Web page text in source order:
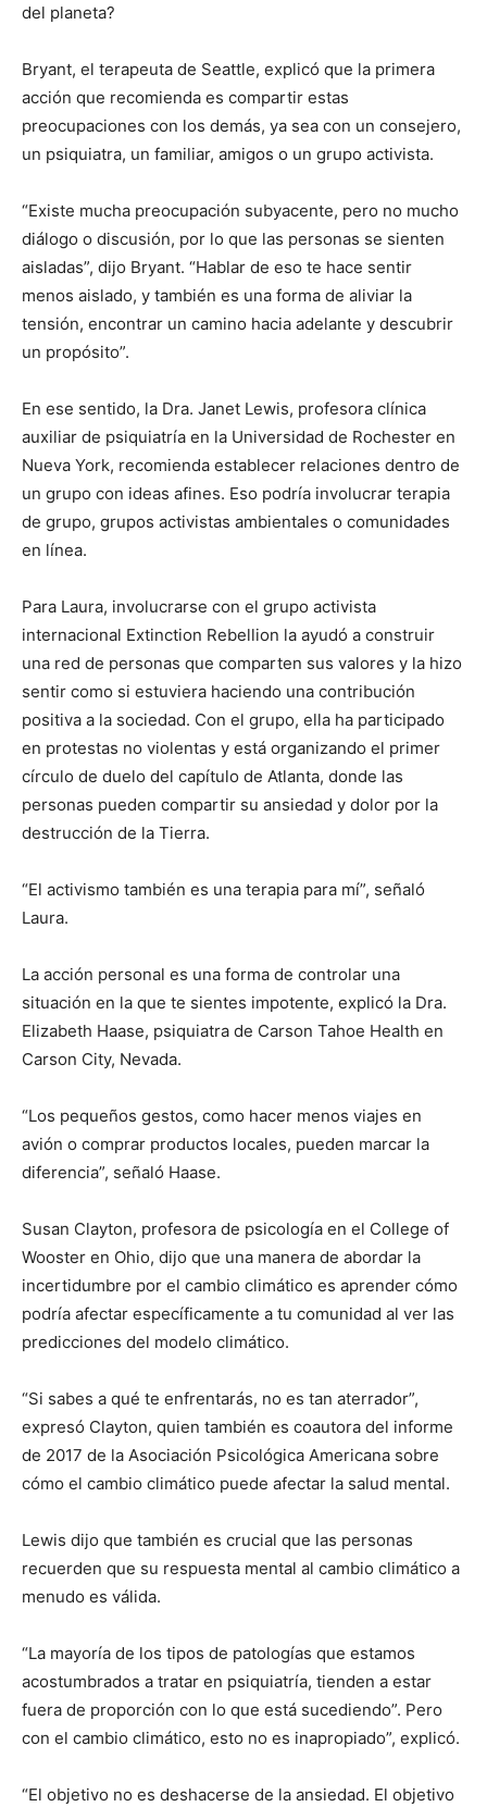
del planeta?
Bryant, el terapeuta de Seattle, explicó que la primera
acción que recomienda es compartir estas
preocupaciones con los demás, ya sea con un consejero,
un psiquiatra, un familiar, amigos o un grupo activista.
“Existe mucha preocupación subyacente, pero no mucho
diálogo o discusión, por lo que las personas se sienten
aisladas”, dijo Bryant. “Hablar de eso te hace sentir
menos aislado, y también es una forma de aliviar la
tensión, encontrar un camino hacia adelante y descubrir
un propósito”.
En ese sentido, la Dra. Janet Lewis, profesora clínica
auxiliar de psiquiatría en la Universidad de Rochester en
Nueva York, recomienda establecer relaciones dentro de
un grupo con ideas afines. Eso podría involucrar terapia
de grupo, grupos activistas ambientales o comunidades
en línea.
Para Laura, involucrarse con el grupo activista
internacional Extinction Rebellion la ayudó a construir
una red de personas que comparten sus valores y la hizo
sentir como si estuviera haciendo una contribución
positiva a la sociedad. Con el grupo, ella ha participado
en protestas no violentas y está organizando el primer
círculo de duelo del capítulo de Atlanta, donde las
personas pueden compartir su ansiedad y dolor por la
destrucción de la Tierra.
“El activismo también es una terapia para mí”, señaló
Laura.
La acción personal es una forma de controlar una
situación en la que te sientes impotente, explicó la Dra.
Elizabeth Haase, psiquiatra de Carson Tahoe Health en
Carson City, Nevada.
“Los pequeños gestos, como hacer menos viajes en
avión o comprar productos locales, pueden marcar la
diferencia”, señaló Haase.
Susan Clayton, profesora de psicología en el College of
Wooster en Ohio, dijo que una manera de abordar la
incertidumbre por el cambio climático es aprender cómo
podría afectar específicamente a tu comunidad al ver las
predicciones del modelo climático.
“Si sabes a qué te enfrentarás, no es tan aterrador”,
expresó Clayton, quien también es coautora del informe
de 2017 de la Asociación Psicológica Americana sobre
cómo el cambio climático puede afectar la salud mental.
Lewis dijo que también es crucial que las personas
recuerden que su respuesta mental al cambio climático a
menudo es válida.
“La mayoría de los tipos de patologías que estamos
acostumbrados a tratar en psiquiatría, tienden a estar
fuera de proporción con lo que está sucediendo”. Pero
con el cambio climático, esto no es inapropiado”, explicó.
“El objetivo no es deshacerse de la ansiedad. El objetivo